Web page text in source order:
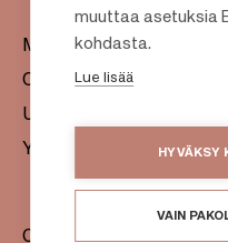
tMeistä
Citylife
Uutishuone
Yhteystiedot
Citycon Oyj
muuttaa asetuksia
kohdasta.
Lue lisää
HYVÄKSY
VAIN